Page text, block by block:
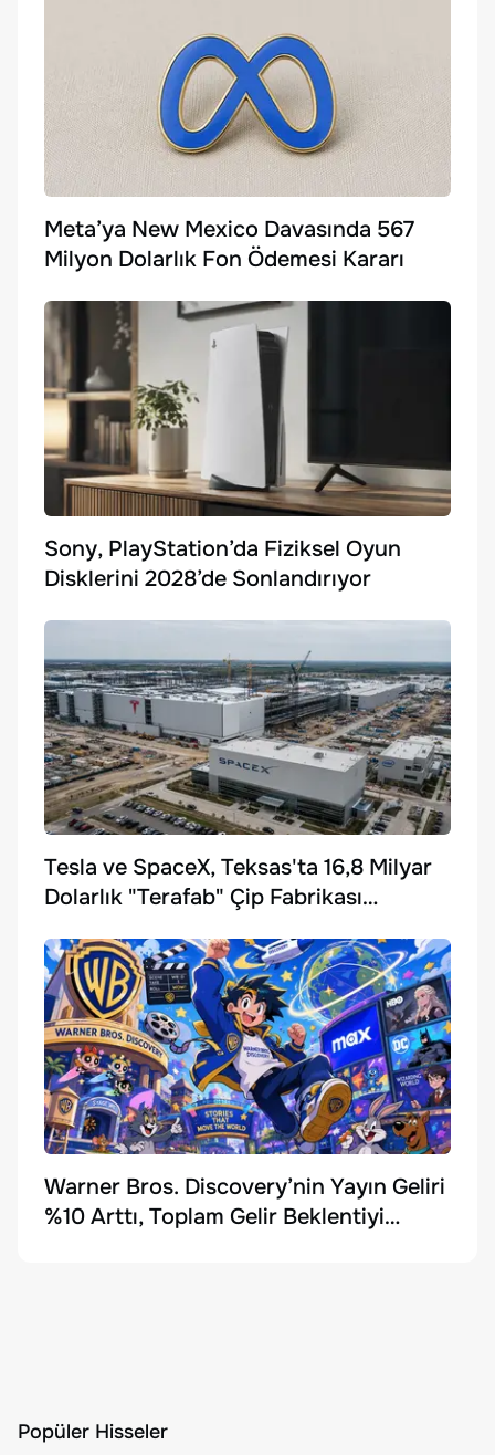
Meta’ya New Mexico Davasında 567
Milyon Dolarlık Fon Ödemesi Kararı
Sony, PlayStation’da Fiziksel Oyun
Disklerini 2028’de Sonlandırıyor
Tesla ve SpaceX, Teksas'ta 16,8 Milyar
Dolarlık "Terafab" Çip Fabrikası
Warner Bros. Discovery’nin Yayın Geliri
%10 Arttı, Toplam Gelir Beklentiyi
Popüler Hisseler